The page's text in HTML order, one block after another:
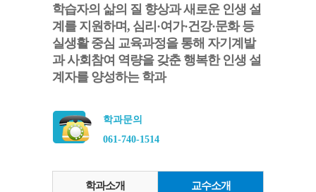
학습자의 삶의 질 향상과 새로운 인생 설
계를 지원하며, 심리·여가·건강·문화 등
실생활 중심 교육과정을 통해 자기계발
과 사회참여 역량을 갖춘 행복한 인생 설
계자를 양성하는 학과
학과문의
061-740-1514
학과소개 교수소개